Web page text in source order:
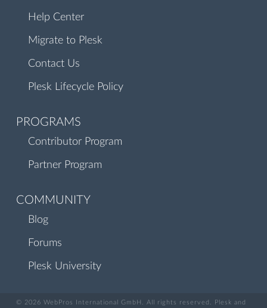
Help Center
Migrate to Plesk
Contact Us
Plesk Lifecycle Policy
PROGRAMS
Contributor Program
Partner Program
COMMUNITY
Blog
Forums
Plesk University
© 2026 WebPros International GmbH. All rights reserved. Plesk and